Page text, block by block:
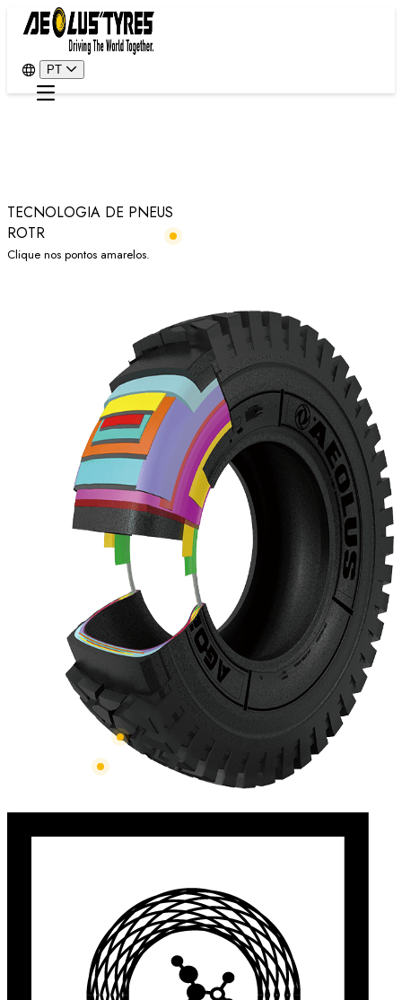
PT
TECNOLOGIA DE PNEUS
ROTR
Clique nos pontos amarelos.